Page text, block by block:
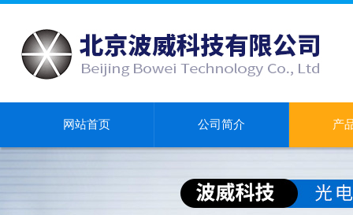
网站首页 公司简介 产